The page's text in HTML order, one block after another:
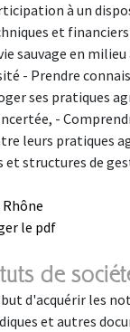
à un
et
sauvage en
- Prendre
ses pratiques
-
leurs pratiques
et structures de
Rhône
le pdf
de
d'acquérir les
et autres